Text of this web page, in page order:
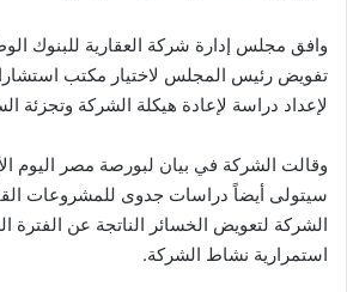
وافق مجلس إدارة شركة العقارية للبنوك
تفويض رئيس المجلس لاختيار مكتب
لإعداد دراسة لإعادة هيكلة الشركة وتجزئة
وقالت الشركة في بيان لبورصة مصر اليوم
سيتولى أيضاً دراسات جدوى للمشروعات
الشركة لتعويض الخسائر الناتجة عن الفترة
استمرارية نشاط الشركة.